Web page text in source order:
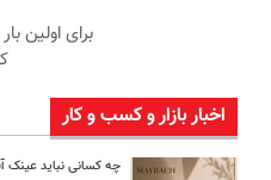
اخبار بازار و کسب و کار
چه کسانی نباید عینک